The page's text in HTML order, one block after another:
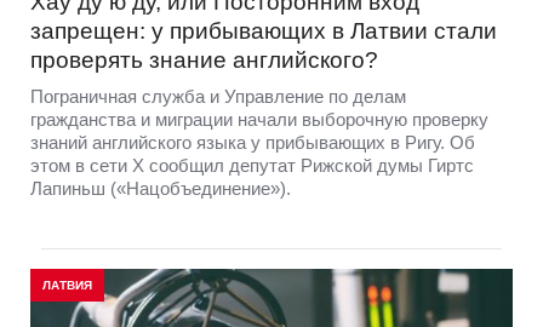
запрещен: у прибывающих в Латвии стали
проверять знание английского?
Пограничная служба и Управление по делам
гражданства и миграции начали выборочную проверку
знаний английского языка у прибывающих в Ригу. Об
этом в сети Х сообщил депутат Рижской думы Гиртс
Лапиньш («Нацобъединение»).
ЛАТВИЯ